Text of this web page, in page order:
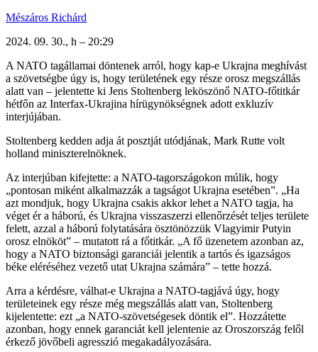
Mészáros Richárd
2024. 09. 30., h – 20:29
A NATO tagállamai döntenek arról, hogy kap-e Ukrajna meghívást
a szövetségbe úgy is, hogy területének egy része orosz megszállás
alatt van – jelentette ki Jens Stoltenberg leköszönő NATO-főtitkár
hétfőn az Interfax-Ukrajina hírügynökségnek adott exkluzív
interjújában.
Stoltenberg kedden adja át posztját utódjának, Mark Rutte volt
holland miniszterelnöknek.
Az interjúban kifejtette: a NATO-tagországokon múlik, hogy
„pontosan miként alkalmazzák a tagságot Ukrajna esetében”. „Ha
azt mondjuk, hogy Ukrajna csakis akkor lehet a NATO tagja, ha
véget ér a háború, és Ukrajna visszaszerzi ellenőrzését teljes területe
felett, azzal a háború folytatására ösztönözzük Vlagyimir Putyin
orosz elnököt” – mutatott rá a főtitkár. „A fő üzenetem azonban az,
hogy a NATO biztonsági garanciái jelentik a tartós és igazságos
béke eléréséhez vezető utat Ukrajna számára” – tette hozzá.
Arra a kérdésre, válhat-e Ukrajna a NATO-tagjává úgy, hogy
területeinek egy része még megszállás alatt van, Stoltenberg
kijelentette: ezt „a NATO-szövetségesek döntik el”. Hozzátette
azonban, hogy ennek garanciát kell jelentenie az Oroszország felől
érkező jövőbeli agresszió megakadályozására.